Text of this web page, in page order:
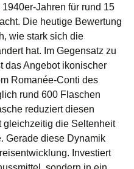
Jahren für rund 15
Die heutige Bewertung
wie stark sich die
hat. Im Gegensatz zu
das Angebot ikonischer
Romanée-Conti des
rund 600 Flaschen
reduziert diesen
gleichzeitig die Seltenheit
Gerade diese Dynamik
Investiert